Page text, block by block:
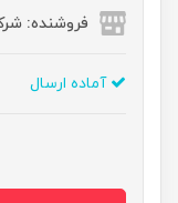
فروشنده:
آماده ارسال